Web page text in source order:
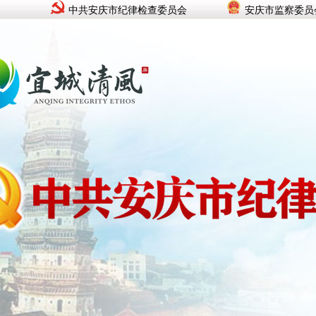
中共安庆市纪律检查委员会 安庆市监察委